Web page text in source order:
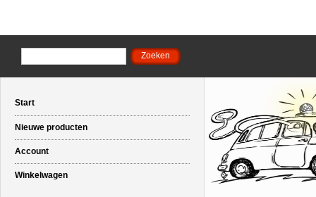
Start
Nieuwe producten
Account
Winkelwagen